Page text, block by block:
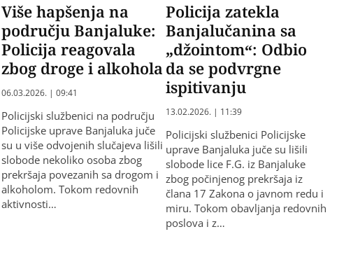
Više hapšenja na
području Banjaluke:
Policija reagovala
zbog droge i alkohola
06.03.2026. | 09:41
Policijski službenici na području
Policijske uprave Banjaluka juče
su u više odvojenih slučajeva lišili
slobode nekoliko osoba zbog
prekršaja povezanih sa drogom i
alkoholom. Tokom redovnih
aktivnosti…
Policija zatekla
Banjalučanina sa
„džointom“: Odbio
da se podvrgne
ispitivanju
13.02.2026. | 11:39
Policijski službenici Policijske
uprave Banjaluka juče su lišili
slobode lice F.G. iz Banjaluke
zbog počinjenog prekršaja iz
člana 17 Zakona o javnom redu i
miru. Tokom obavljanja redovnih
poslova i z…